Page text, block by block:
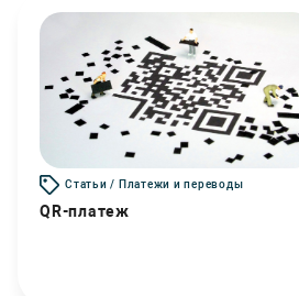
Статьи / Платежи и переводы
QR-платеж